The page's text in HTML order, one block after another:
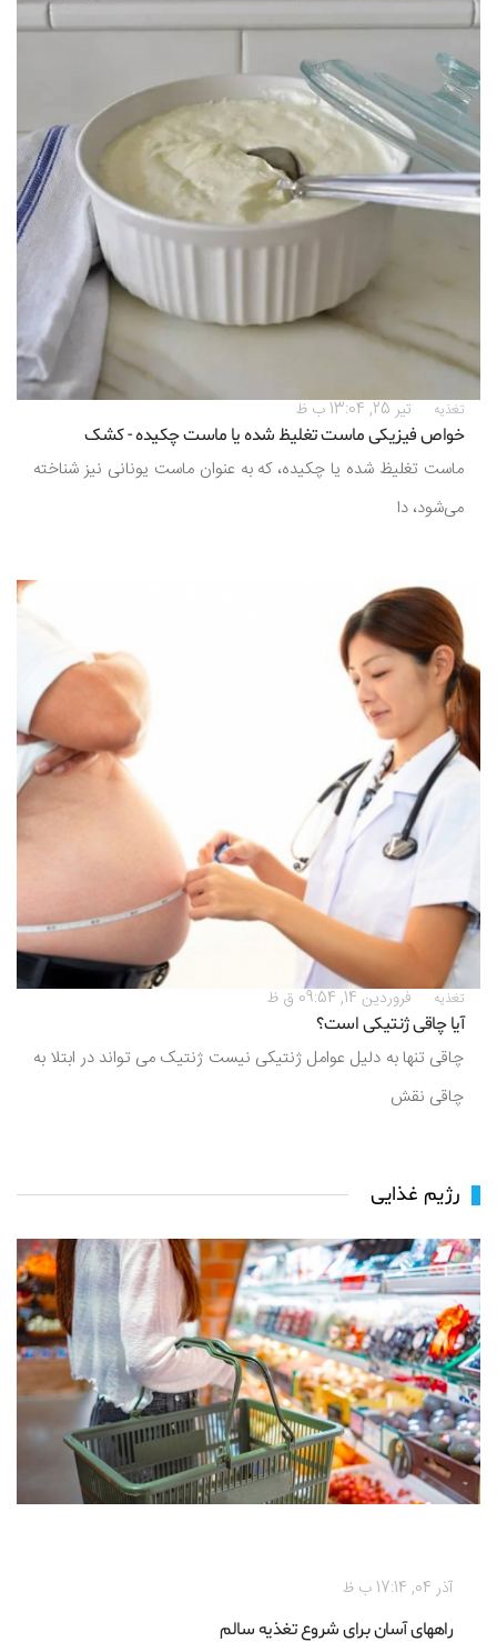
تغذیه تیر 25, 13:04 ب ظ
خواص فیزیکی ماست تغلیظ شده یا ماست چکیده - کشک
ماست تغلیظ شده یا چکیده، که به عنوان ماست یونانی نیز شناخته
می‌شود، دا
تغذیه فروردين 14, 09:54 ق ظ
آیا چاقی ژنتیکی است؟
چاقی تنها به دلیل عوامل ژنتیکی نیست ژنتیک می تواند در ابتلا به
چاقی نقش
رژیم غذایی
آذر 04, 17:14 ب ظ
راههای آسان برای شروع تغذیه سالم‌